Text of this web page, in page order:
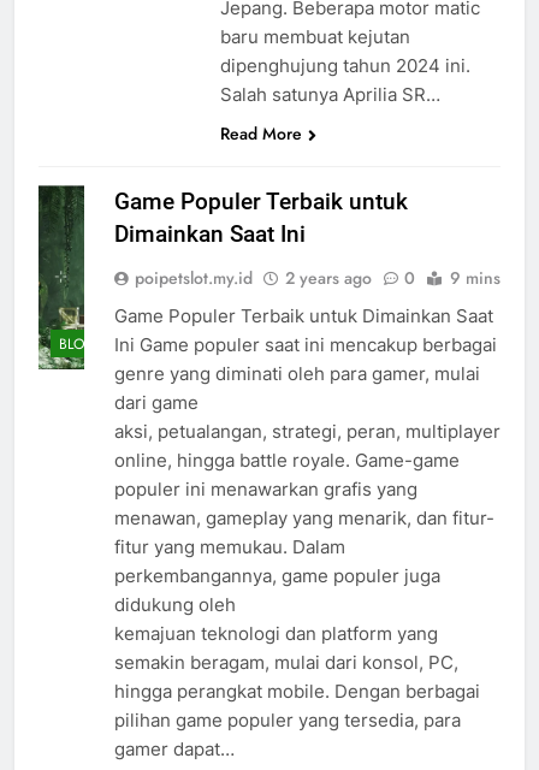
Jepang. Beberapa motor matic
baru membuat kejutan
dipenghujung tahun 2024 ini.
Salah satunya Aprilia SR…
Read More
BLOG
Game Populer Terbaik untuk
Dimainkan Saat Ini
poipetslot.my.id 2 years ago 0 9 mins
Game Populer Terbaik untuk Dimainkan Saat
Ini Game populer saat ini mencakup berbagai
genre yang diminati oleh para gamer, mulai
dari game
aksi, petualangan, strategi, peran, multiplayer
online, hingga battle royale. Game-game
populer ini menawarkan grafis yang
menawan, gameplay yang menarik, dan fitur-
fitur yang memukau. Dalam
perkembangannya, game populer juga
didukung oleh
kemajuan teknologi dan platform yang
semakin beragam, mulai dari konsol, PC,
hingga perangkat mobile. Dengan berbagai
pilihan game populer yang tersedia, para
gamer dapat…